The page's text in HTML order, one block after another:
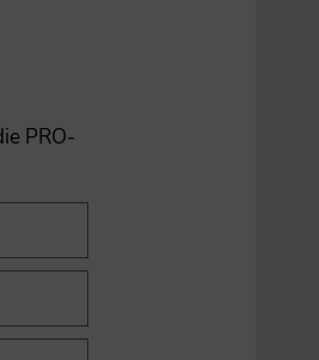
PRO-